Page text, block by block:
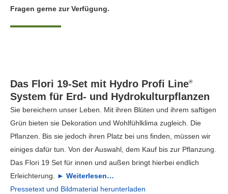
Fragen gerne zur Verfügung.
Das Flori 19-Set mit Hydro Profi Line®
System für Erd- und Hydrokulturpflanzen
Sie bereichern unser Leben. Mit ihren Blüten und ihrem saftigen
Grün bieten sie Dekoration und Wohlfühlklima zugleich. Die
Pflanzen. Bis sie jedoch ihren Platz bei uns finden, müssen wir
einiges dafür tun. Von der Auswahl, dem Kauf bis zur Pflanzung.
Das Flori 19 Set für innen und außen bringt hierbei endlich
Erleichterung. ► Weiterlesen…
Pressetext und Bildmaterial herunterladen